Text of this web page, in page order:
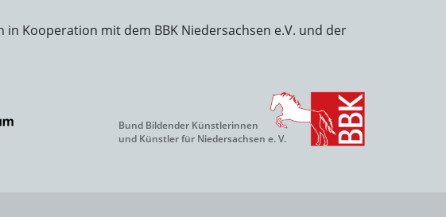
in Kooperation mit dem BBK Niedersachsen e.V. und der
Bund Bildender Künstlerinnen
und Künstler für Niedersachsen e. V.